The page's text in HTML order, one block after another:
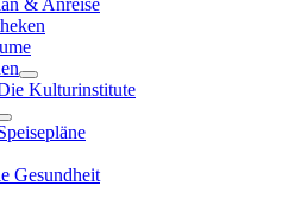
Kulturinstitute
Gesundheit